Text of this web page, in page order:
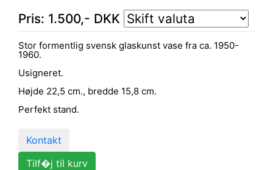
Pris: 1.500,- DKK
Stor formentlig svensk glaskunst vase fra ca. 1950-
1960.
Usigneret.
Højde 22,5 cm., bredde 15,8 cm.
Perfekt stand.
Kontakt
Tilf�j til kurv